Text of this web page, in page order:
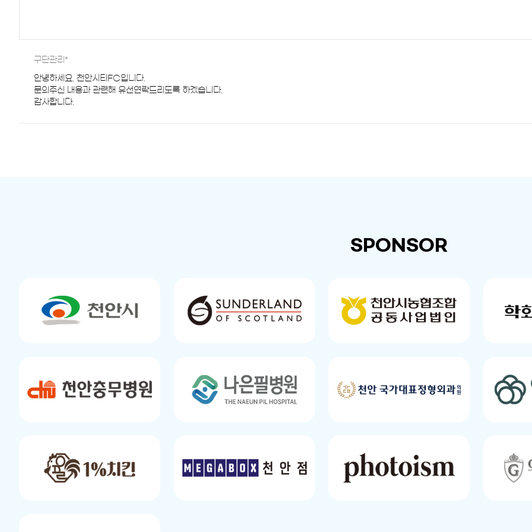
구단관리*
안녕하세요. 천안시티FC입니다.
문의주신 내용과 관련해 유선연락드리도록 하겠습니다.
감사합니다.
SPONSOR